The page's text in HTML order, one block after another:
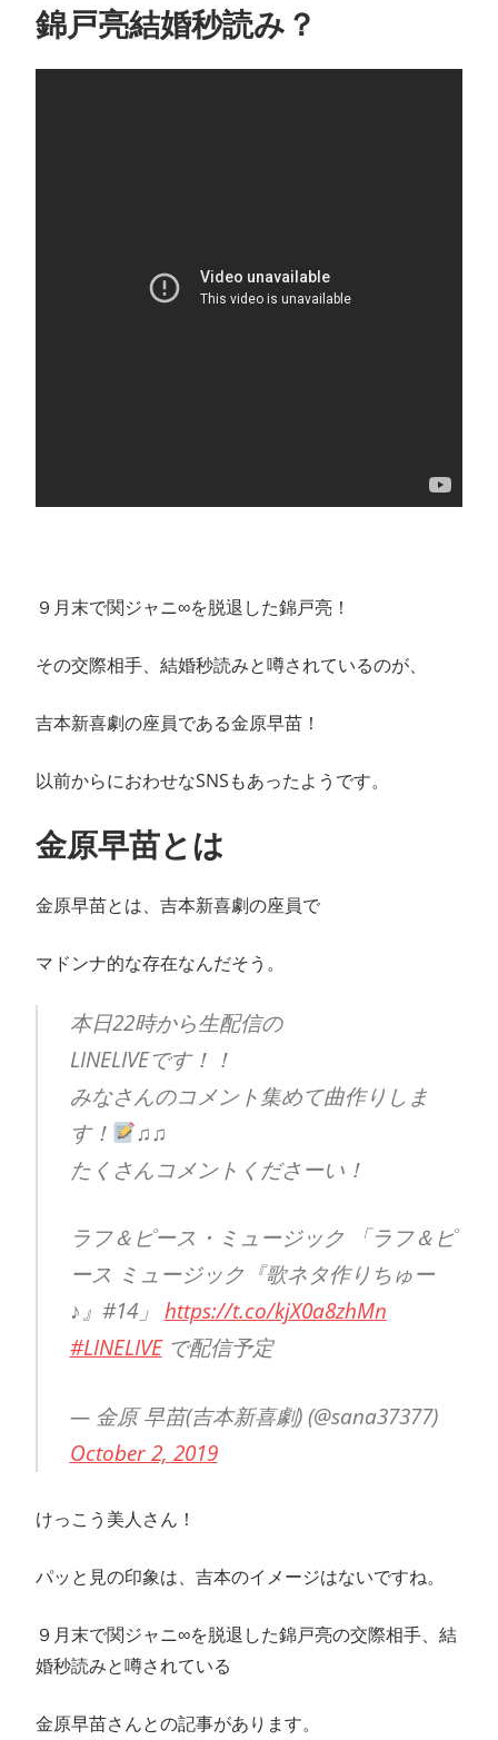
錦戸亮結婚秒読み？
９月末で関ジャニ∞を脱退した錦戸亮！
その交際相手、結婚秒読みと噂されているのが、
吉本新喜劇の座員である金原早苗！
以前からにおわせなSNSもあったようです。
金原早苗とは
金原早苗とは、吉本新喜劇の座員で
マドンナ的な存在なんだそう。
本日22時から生配信の
LINELIVEです！！
みなさんのコメント集めて曲作りしま
す！
♫♫
たくさんコメントくださーい！
ラフ＆ピース・ミュージック 「ラフ＆ピ
ース ミュージック『歌ネタ作りちゅー
♪』#14」 https://t.co/kjX0a8zhMn
#LINELIVEで配信予定
— 金原 早苗(吉本新喜劇) (@sana37377)
October 2, 2019
けっこう美人さん！
パッと見の印象は、吉本のイメージはないですね。
９月末で関ジャニ∞を脱退した錦戸亮の交際相手、結
婚秒読みと噂されている
金原早苗さんとの記事があります。